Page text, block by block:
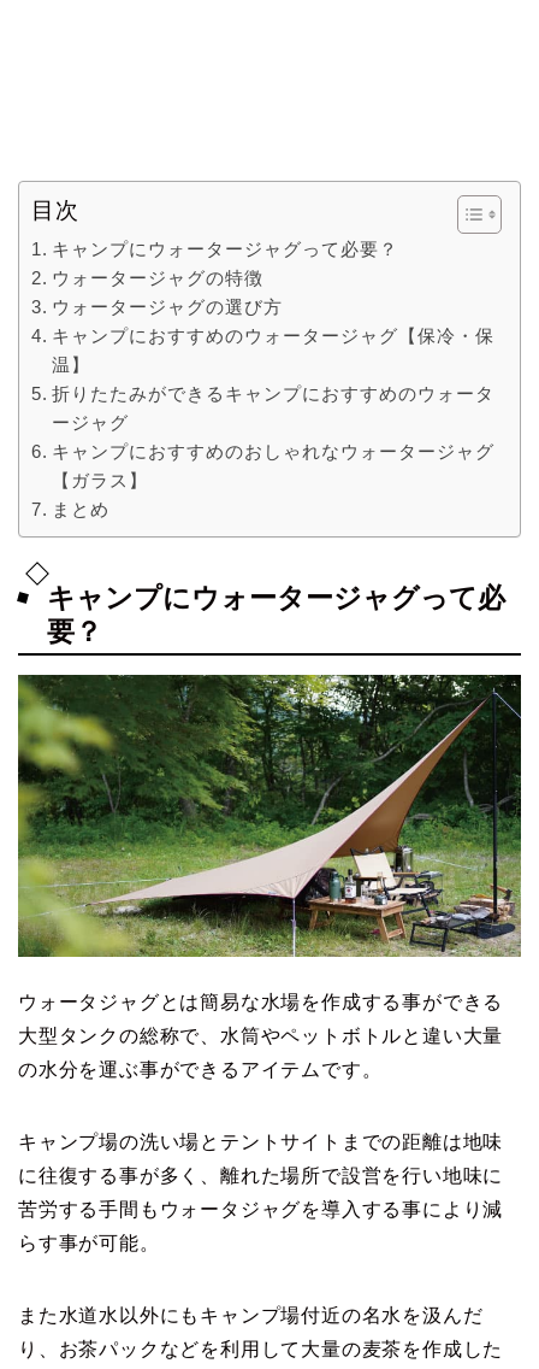
目次
キャンプにウォータージャグって必要？
ウォータージャグの特徴
ウォータージャグの選び方
キャンプにおすすめのウォータージャグ【保冷・保
温】
折りたたみができるキャンプにおすすめのウォータ
ージャグ
キャンプにおすすめのおしゃれなウォータージャグ
【ガラス】
まとめ
キャンプにウォータージャグって必
要？
ウォータジャグとは簡易な水場を作成する事ができる
大型タンクの総称で、水筒やペットボトルと違い大量
の水分を運ぶ事ができるアイテムです。
キャンプ場の洗い場とテントサイトまでの距離は地味
に往復する事が多く、離れた場所で設営を行い地味に
苦労する手間もウォータジャグを導入する事により減
らす事が可能。
また水道水以外にもキャンプ場付近の名水を汲んだ
り、お茶パックなどを利用して大量の麦茶を作成した